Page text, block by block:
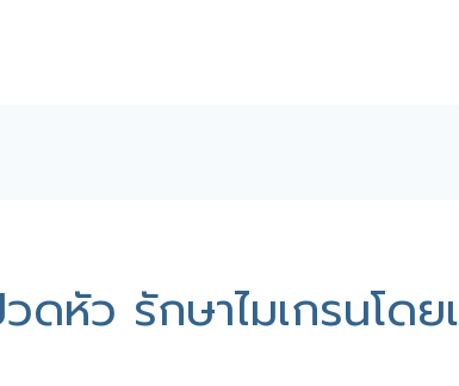
วดหัว รักษาไมเกรนโ